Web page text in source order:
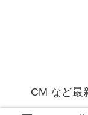
CM など最